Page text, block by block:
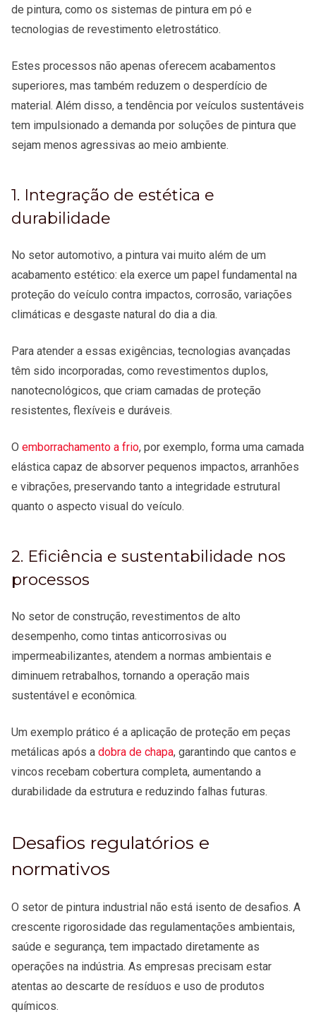
de pintura, como os sistemas de pintura em pó e
tecnologias de revestimento eletrostático.
Estes processos não apenas oferecem acabamentos
superiores, mas também reduzem o desperdício de
material. Além disso, a tendência por veículos sustentáveis
tem impulsionado a demanda por soluções de pintura que
sejam menos agressivas ao meio ambiente.
1. Integração de estética e
durabilidade
No setor automotivo, a pintura vai muito além de um
acabamento estético: ela exerce um papel fundamental na
proteção do veículo contra impactos, corrosão, variações
climáticas e desgaste natural do dia a dia.
Para atender a essas exigências, tecnologias avançadas
têm sido incorporadas, como revestimentos duplos,
nanotecnológicos, que criam camadas de proteção
resistentes, flexíveis e duráveis.
O emborrachamento a frio, por exemplo, forma uma camada
elástica capaz de absorver pequenos impactos, arranhões
e vibrações, preservando tanto a integridade estrutural
quanto o aspecto visual do veículo.
2. Eficiência e sustentabilidade nos
processos
No setor de construção, revestimentos de alto
desempenho, como tintas anticorrosivas ou
impermeabilizantes, atendem a normas ambientais e
diminuem retrabalhos, tornando a operação mais
sustentável e econômica.
Um exemplo prático é a aplicação de proteção em peças
metálicas após a dobra de chapa, garantindo que cantos e
vincos recebam cobertura completa, aumentando a
durabilidade da estrutura e reduzindo falhas futuras.
Desafios regulatórios e
normativos
O setor de pintura industrial não está isento de desafios. A
crescente rigorosidade das regulamentações ambientais,
saúde e segurança, tem impactado diretamente as
operações na indústria. As empresas precisam estar
atentas ao descarte de resíduos e uso de produtos
químicos.